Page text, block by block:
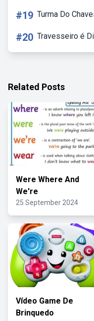
#19 Turma Do
#20 Travesseiro é
Related Posts
Were Where And
We're
25 September 2024
Vídeo Game De
Brinquedo